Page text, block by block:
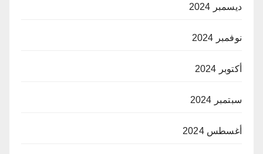
ديسمبر 2024
نوفمبر 2024
أكتوبر 2024
سبتمبر 2024
أغسطس 2024